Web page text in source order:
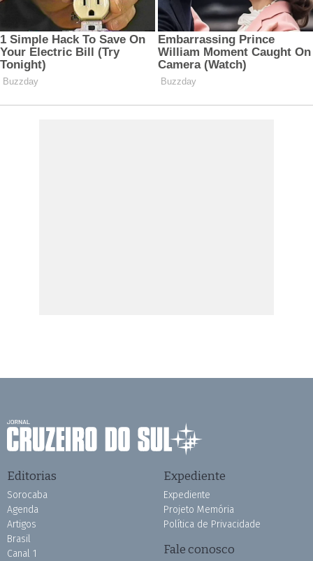
Editorias
Sorocaba
Agenda
Artigos
Brasil
Canal 1
Expediente
Expediente
Projeto Memória
Política de Privacidade
Fale conosco